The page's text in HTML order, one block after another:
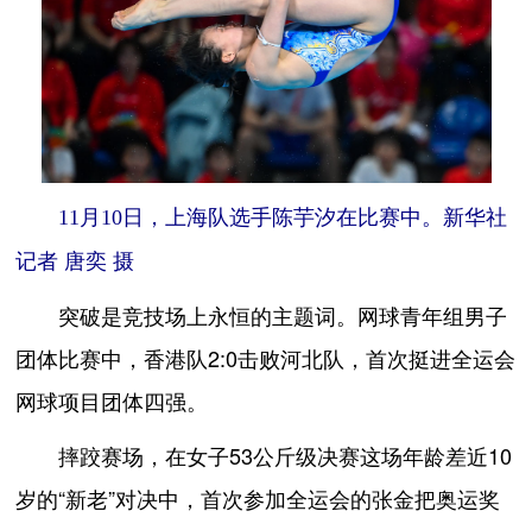
11月10日，上海队选手陈芋汐在比赛中。新华社
记者 唐奕 摄
突破是竞技场上永恒的主题词。网球青年组男子
团体比赛中，香港队2:0击败河北队，首次挺进全运会
网球项目团体四强。
摔跤赛场，在女子53公斤级决赛这场年龄差近10
岁的“新老”对决中，首次参加全运会的张金把奥运奖